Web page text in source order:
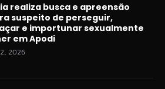
realiza busca e apreensão
suspeito de perseguir,
e importunar sexualmente
em Apodi
2026